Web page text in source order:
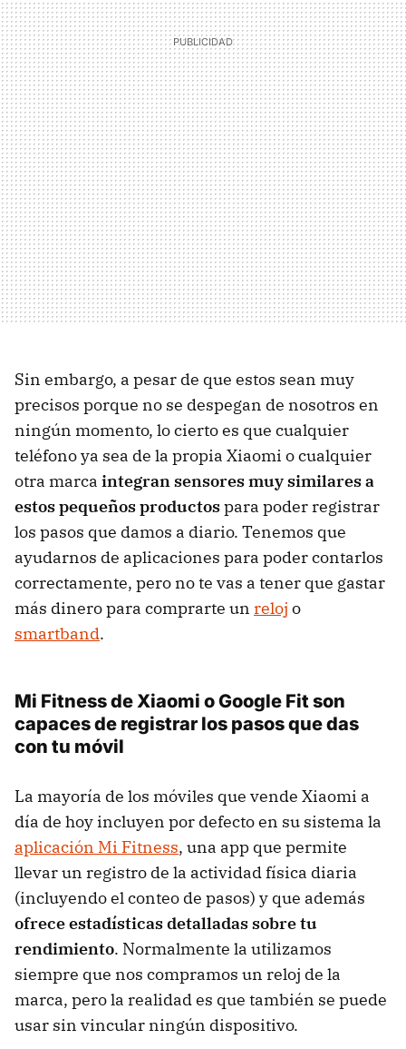
Sin embargo, a pesar de que estos sean muy
precisos porque no se despegan de nosotros en
ningún momento, lo cierto es que cualquier
teléfono ya sea de la propia Xiaomi o cualquier
otra marca integran sensores muy similares a
estos pequeños productospara poder registrar
los pasos que damos a diario. Tenemos que
ayudarnos de aplicaciones para poder contarlos
correctamente, pero no te vas a tener que gastar
más dinero para comprarte un reloj o
smartband.
Mi Fitness de Xiaomi o Google Fit son
capaces de registrar los pasos que das
con tu móvil
La mayoría de los móviles que vende Xiaomi a
día de hoy incluyen por defecto en su sistema la
aplicación Mi Fitness, una app que permite
llevar un registro de la actividad física diaria
(incluyendo el conteo de pasos) y que además
ofrece estadísticas detalladas sobre tu
rendimiento. Normalmente la utilizamos
siempre que nos compramos un reloj de la
marca, pero la realidad es que también se puede
usar sin vincular ningún dispositivo.